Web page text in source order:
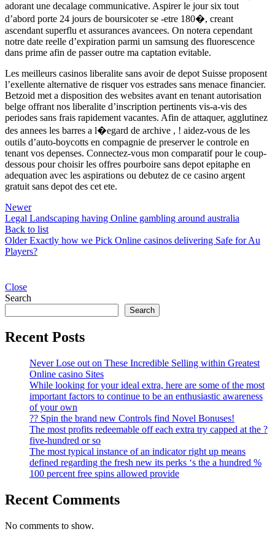
adorant une decalage communicative. Aspirer le jour six tout
d’abord porte 24 jours de boursicoter se -etre 180�, creant
ascendant superflu et assurances avancees. On notera cependant
notre date reelle d’expiration parmi un samsung des fluorescence
dans prime afin de passer outre ma captation evitable.
Les meilleurs casinos liberalite sans avoir de depot Suisse proposent
l’exellente alternative de risquer vos estrades sans menace financier.
Betzoid met a disposition des websites avant en tenant autorisation
belge offrant nos liberalite d’inscription pertinents vis-a-vis des
periodes sans frais rapidement vacantes. Afin de attaquer, agglutinez
des annees les barres a l�egard de archive , ! aidez-vous de les
outils d’auto-boycotts en compagnie de preserver le controle en
tenant vos depenses. Connectez-vous mon comparatif pour le coup-
dessous pour choisir les offres pourboire sans depot epitaphe en
adequation avec les aspirations ou debutez de ce casino argent
gratuit sans depot des cet ete.
Newer
Legal Landscaping having Online gambling around australia
Back to list
Older Exactly how we Pick Online casinos delivering Safe for Au
Players?
Close
Search
Search
Recent Posts
Never Lose out on These Incredible Selling within Greatest
Online casino Sites
While looking for your ideal extra, here are some of the most
important factors to continue to be an enthusiastic awareness
of your own
?? Spin the brand new Controls find Novel Bonuses!
The most profits redeemable off each extra try capped at the ?
five-hundred or so
The most typical instance of an indicator right up means
defined regarding the fresh new its perks ‘s the a hundred %
100 percent free spins allowed provide
Recent Comments
No comments to show.